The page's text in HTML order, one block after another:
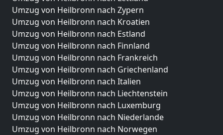
Umzug von Heilbronn nach Zypern
Umzug von Heilbronn nach Kroatien
Umzug von Heilbronn nach Estland
Umzug von Heilbronn nach Finnland
Umzug von Heilbronn nach Frankreich
Umzug von Heilbronn nach Griechenland
Umzug von Heilbronn nach Italien
Umzug von Heilbronn nach Liechtenstein
Umzug von Heilbronn nach Luxemburg
Umzug von Heilbronn nach Niederlande
Umzug von Heilbronn nach Norwegen